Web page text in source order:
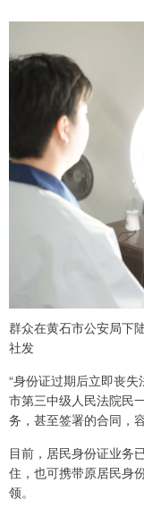
群众在黄石市公安局下
社发
“身份证过期后立即丧
市第三中级人民法院民
务，甚至签署的合同，
目前，居民身份证业务
住，也可携带原居民身
领。